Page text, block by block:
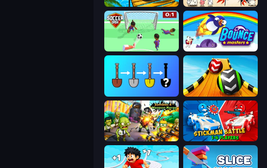
Rolling Balls Sea Race Gun Hero: Cat Survival
Soccer Dash Bouncemasters
Sky Balls 3D
Zombies 4 Weapon Merge Stickman battle 1-4 Players